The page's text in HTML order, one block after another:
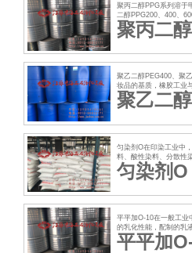
聚丙二醇PPG系列溶于
二醇PPG200、400、
聚丙二
聚乙二醇PEG400、聚
妆品的基质，橡胶工业
聚乙二
匀染剂O在印染工业中
料、酸性染料、分散性
匀染剂O
平平加O-10在一般工业
的乳化性能，配制的乳
平平加